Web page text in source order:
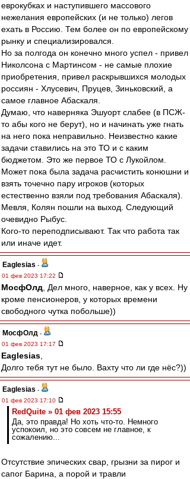
еврокубках и наступившего массового
нежелания европейских (и не только) легов
ехать в Россию. Тем более он по европейскому
рынку и специализировался.
Но за полгода он конечно много успел - привел
Николсона с Мартинсом - не самые плохие
приобретения, привел раскрывшихся молодых
россиян - Хлусевич, Пруцев, Зиньковский, а
самое главное Абаскаля.
Думаю, что наверняка Эшуорт слабее (в ПСЖ-
то абы кого не берут), но и начинать уже гнать
на него пока неправильно. Неизвестно какие
задачи ставились на это ТО и с каким
бюджетом. Это же первое ТО с Лукойлом.
Может пока была задача расчистить конюшни и
взять точечно пару игроков (которых
естественно взяли под требования Абаскаля).
Мевля, Колян пошли на выход. Следующий
очевидно Рыбус.
Кого-то переподписывают. Так что работа так
или иначе идет.
Eaglesias -
01 фев 2023 17:22
МосфОлд , Дел много, наверное, как у всех. Ну
кроме пенсионеров, у которых времени
свободного чутка побольше))
МосфОлд -
01 фев 2023 17:17
Eaglesias
Долго тебя тут не было. Вахту что ли где нёс?))
Eaglesias -
01 фев 2023 17:10
RedQuite » 01 фев 2023 15:55
Да, это правда! Но хоть что-то. Немного
успокоил, но это совсем не главное, к
сожалению...
Отсутствие эпических свар, грызни за пирог и
сапог Барина, а порой и травли